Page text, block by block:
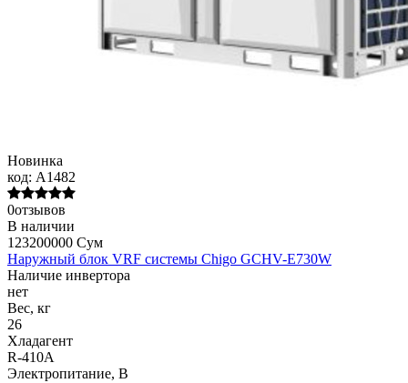
Новинка
код: A1482
0отзывов
В наличии
123200000 Сум
Наружный блок VRF системы Chigo GCHV-E730W
Наличие инвертора
нет
Вес, кг
26
Хладагент
R-410A
Электропитание, В